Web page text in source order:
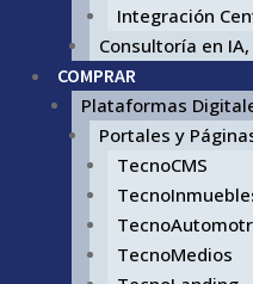
Integración
Consultoría en
COMPRAR
Plataformas
Portales y
TecnoCMS
TecnoMedios